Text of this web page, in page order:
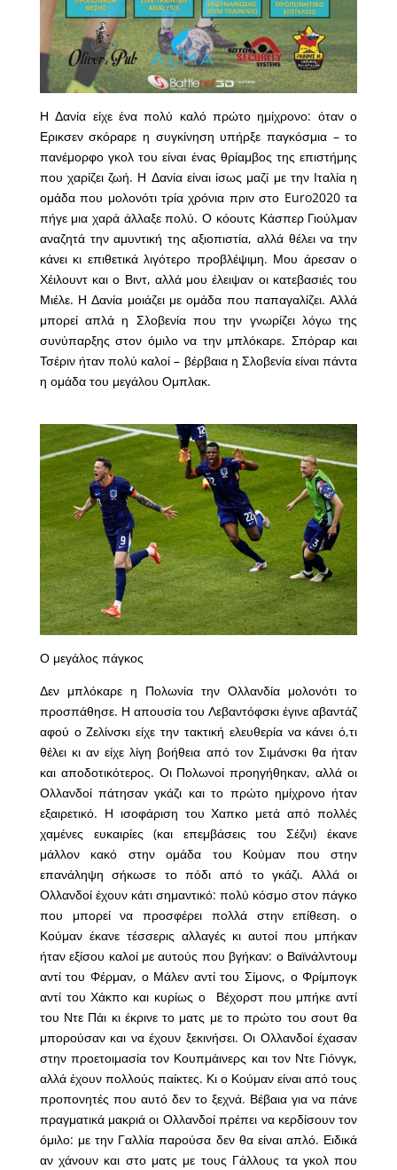
Η Δανία είχε ένα πολύ καλό πρώτο ημίχρονο: όταν ο
Ερικσεν σκόραρε η συγκίνηση υπήρξε παγκόσμια – το
πανέμορφο γκολ του είναι ένας θρίαμβος της επιστήμης
που χαρίζει ζωή. Η Δανία είναι ίσως μαζί με την Ιταλία η
ομάδα που μολονότι τρία χρόνια πριν στο Euro2020 τα
πήγε μια χαρά άλλαξε πολύ. Ο κόουτς Κάσπερ Γιούλμαν
αναζητά την αμυντική της αξιοπιστία, αλλά θέλει να την
κάνει κι επιθετικά λιγότερο προβλέψιμη. Μου άρεσαν ο
Χέιλουντ και ο Βιντ, αλλά μου έλειψαν οι κατεβασιές του
Μιέλε. Η Δανία μοιάζει με ομάδα που παπαγαλίζει. Αλλά
μπορεί απλά η Σλοβενία που την γνωρίζει λόγω της
συνύπαρξης στον όμιλο να την μπλόκαρε. Σπόραρ και
Τσέριν ήταν πολύ καλοί – βέρβαια η Σλοβενία είναι πάντα
η ομάδα του μεγάλου Ομπλακ.
Ο μεγάλος πάγκος
Δεν μπλόκαρε η Πολωνία την Ολλανδία μολονότι το
προσπάθησε. Η απουσία του Λεβαντόφσκι έγινε αβαντάζ
αφού ο Zελίνσκι είχε την τακτική ελευθερία να κάνει ό,τι
θέλει κι αν είχε λίγη βοήθεια από τον Σιμάνσκι θα ήταν
και αποδοτικότερος. Οι Πολωνοί προηγήθηκαν, αλλά οι
Ολλανδοί πάτησαν γκάζι και το πρώτο ημίχρονο ήταν
εξαιρετικό. Η ισοφάριση του Χαπκο μετά από πολλές
χαμένες ευκαιρίες (και επεμβάσεις του Σέζνι) έκανε
μάλλον κακό στην ομάδα του Κούμαν που στην
επανάληψη σήκωσε το πόδι από το γκάζι. Αλλά οι
Ολλανδοί έχουν κάτι σημαντικό: πολύ κόσμο στον πάγκο
που μπορεί να προσφέρει πολλά στην επίθεση. ο
Κούμαν έκανε τέσσερις αλλαγές κι αυτοί που μπήκαν
ήταν εξίσου καλοί με αυτούς που βγήκαν: ο Βαϊνάλντουμ
αντί του Φέρμαν, ο Μάλεν αντί του Σίμονς, ο Φρίμπογκ
αντί του Χάκπο και κυρίως ο Βέχορστ που μπήκε αντί
του Ντε Πάι κι έκρινε το ματς με το πρώτο του σουτ θα
μπορούσαν και να έχουν ξεκινήσει. Οι Ολλανδοί έχασαν
στην προετοιμασία τον Κουπμάινερς και τον Ντε Γιόνγκ,
αλλά έχουν πολλούς παίκτες. Κι ο Κούμαν είναι από τους
προπονητές που αυτό δεν το ξεχνά. Βέβαια για να πάνε
πραγματικά μακριά οι Ολλανδοί πρέπει να κερδίσουν τον
όμιλο: με την Γαλλία παρούσα δεν θα είναι απλό. Ειδικά
αν χάνουν και στο ματς με τους Γάλλους τα γκολ που